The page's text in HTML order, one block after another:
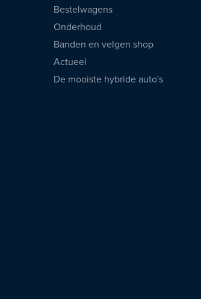
Bestelwagens
Onderhoud
Banden en velgen shop
Actueel
De mooiste hybride auto's